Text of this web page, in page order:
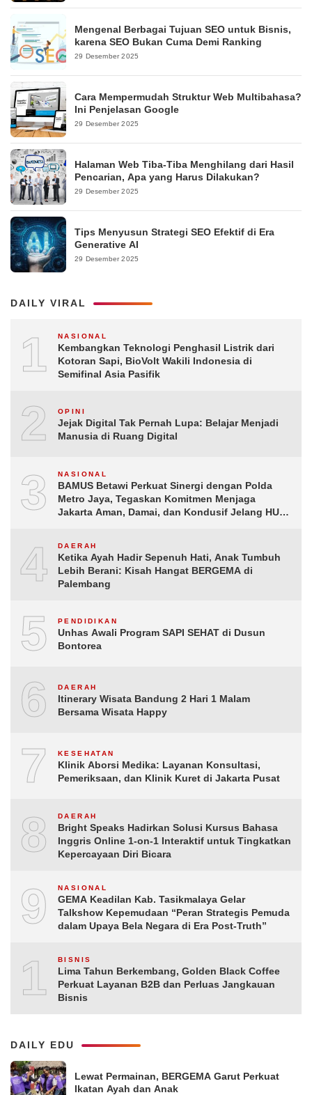
Mengenal Berbagai Tujuan SEO untuk Bisnis,
karena SEO Bukan Cuma Demi Ranking
29 Desember 2025
Cara Mempermudah Struktur Web Multibahasa?
Ini Penjelasan Google
29 Desember 2025
Halaman Web Tiba-Tiba Menghilang dari Hasil
Pencarian, Apa yang Harus Dilakukan?
29 Desember 2025
Tips Menyusun Strategi SEO Efektif di Era
Generative AI
29 Desember 2025
DAILY VIRAL
1 NASIONAL
Kembangkan Teknologi Penghasil Listrik dari
Kotoran Sapi, BioVolt Wakili Indonesia di
Semifinal Asia Pasifik
2 OPINI
Jejak Digital Tak Pernah Lupa: Belajar Menjadi
Manusia di Ruang Digital
3 NASIONAL
BAMUS Betawi Perkuat Sinergi dengan Polda
Metro Jaya, Tegaskan Komitmen Menjaga
Jakarta Aman, Damai, dan Kondusif Jelang HUT
4 DAERAH
Ketika Ayah Hadir Sepenuh Hati, Anak Tumbuh
Lebih Berani: Kisah Hangat BERGEMA di
Palembang
5 PENDIDIKAN
Unhas Awali Program SAPI SEHAT di Dusun
Bontorea
6 DAERAH
Itinerary Wisata Bandung 2 Hari 1 Malam
Bersama Wisata Happy
7 KESEHATAN
Klinik Aborsi Medika: Layanan Konsultasi,
Pemeriksaan, dan Klinik Kuret di Jakarta Pusat
8 DAERAH
Bright Speaks Hadirkan Solusi Kursus Bahasa
Inggris Online 1-on-1 Interaktif untuk Tingkatkan
Kepercayaan Diri Bicara
9 NASIONAL
GEMA Keadilan Kab. Tasikmalaya Gelar
Talkshow Kepemudaan “Peran Strategis Pemuda
dalam Upaya Bela Negara di Era Post-Truth”
10BISNIS
Lima Tahun Berkembang, Golden Black Coffee
Perkuat Layanan B2B dan Perluas Jangkauan
Bisnis
DAILY EDU
Lewat Permainan, BERGEMA Garut Perkuat
Ikatan Ayah dan Anak